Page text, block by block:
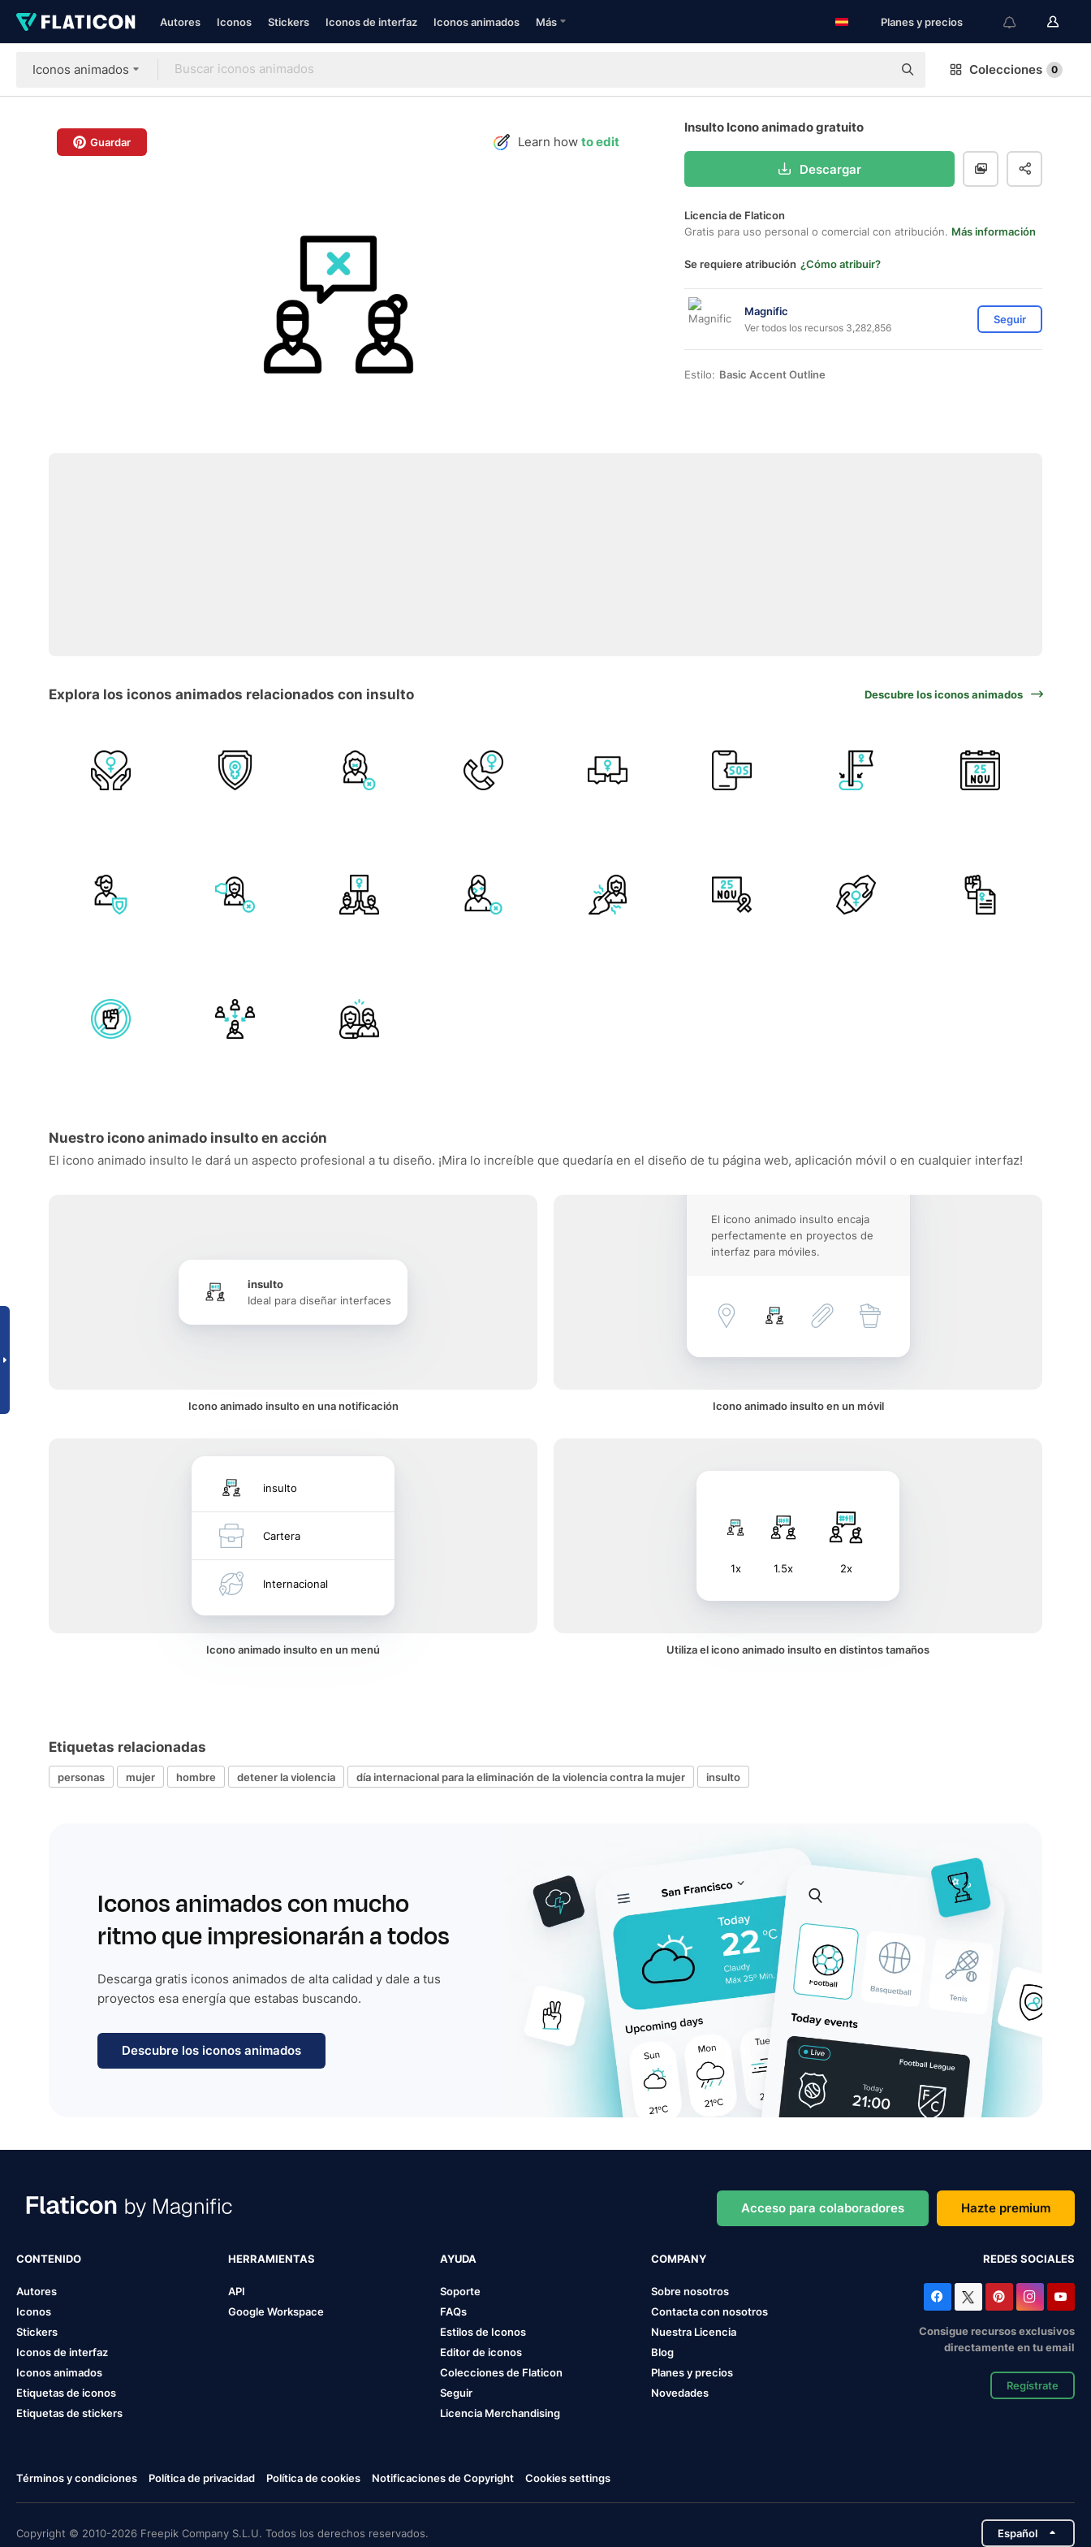
Autores Iconos Stickers Iconos de interfaz Iconos animados Más Planes y precios
Iconos animados Colecciones 0
Guardar Learn how to edit
Insulto Icono animado gratuito
Descargar
Licencia de Flaticon
Gratis para uso personal o comercial con atribución. Más información
Se requiere atribución ¿Cómo atribuir?
Magnific
Ver todos los recursos 3,282,856
Seguir
Estilo: Basic Accent Outline
Explora los iconos animados relacionados con insulto Descubre los iconos animados
Nuestro icono animado insulto en acción
El icono animado insulto le dará un aspecto profesional a tu diseño. ¡Mira lo increíble que quedaría en el diseño de tu página web, aplicación móvil o en cualquier interfaz!
insulto
Ideal para diseñar interfaces
Icono animado insulto en una notificación
El icono animado insulto encaja
perfectamente en proyectos de
interfaz para móviles.
Icono animado insulto en un móvil
insulto
Cartera
Internacional
Icono animado insulto en un menú
1x 1.5x 2x
Utiliza el icono animado insulto en distintos tamaños
Etiquetas relacionadas
personas mujer hombre detener la violencia día internacional para la eliminación de la violencia contra la mujer insulto
Iconos animados con mucho
ritmo que impresionarán a todos
Descarga gratis iconos animados de alta calidad y dale a tus
proyectos esa energía que estabas buscando.
Descubre los iconos animados
Acceso para colaboradores Hazte premium
CONTENIDO
Autores
Iconos
Stickers
Iconos de interfaz
Iconos animados
Etiquetas de iconos
Etiquetas de stickers
HERRAMIENTAS
API
Google Workspace
AYUDA
Soporte
FAQs
Estilos de Iconos
Editor de iconos
Colecciones de Flaticon
Seguir
Licencia Merchandising
COMPANY
Sobre nosotros
Contacta con nosotros
Nuestra Licencia
Blog
Planes y precios
Novedades
REDES SOCIALES
Consigue recursos exclusivos
directamente en tu email
Regístrate
Términos y condiciones Política de privacidad Política de cookies Notificaciones de Copyright Cookies settings
Copyright © 2010-2026 Freepik Company S.L.U. Todos los derechos reservados. Español